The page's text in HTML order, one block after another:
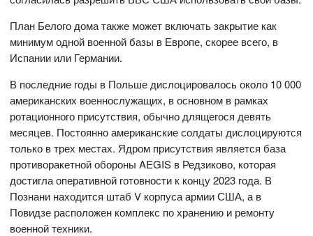
План Белого дома также может включать закрытие как
минимум одной военной базы в Европе, скорее всего, в
Испании или Германии.
В последние годы в Польше дислоцировалось около 10 000
американских военнослужащих, в основном в рамках
ротационного присутствия, обычно длящегося девять
месяцев. Постоянно американские солдаты дислоцируются
только в трех местах. Ядром присутствия является база
противоракетной обороны AEGIS в Редзиково, которая
достигла оперативной готовности к концу 2023 года. В
Познани находится штаб V корпуса армии США, а в
Повидзе расположен комплекс по хранению и ремонту
военной техники.